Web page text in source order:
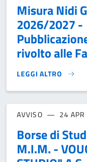
Misura Nidi
2026/2027 -
rivolto alle
LEGGI ALTRO
MISURA NIDI
AVVISO 24
Borse di
M.I.M. -